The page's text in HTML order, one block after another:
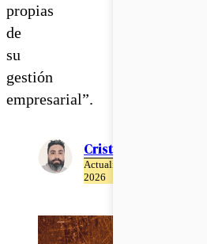
propias
de
su
gestión
empresarial”.
Cristián Meza
Actualizado el 01 de Julio del
2026